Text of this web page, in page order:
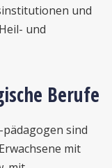
und
und
Berufe
sind
mit